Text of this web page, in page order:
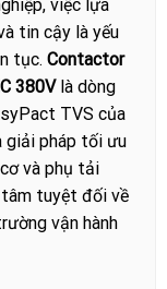
việc lựa
tin cậy là yếu
tục. Contactor
380Vlà dòng
TVS của
giải pháp tối ưu
và phụ tải
tuyệt đối về
vận hành